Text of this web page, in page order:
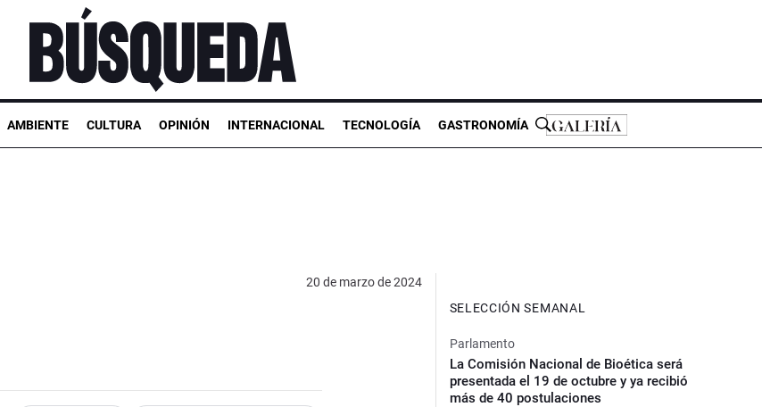
AMBIENTE CULTURA OPINIÓN INTERNACIONAL TECNOLOGÍA GASTRONOMÍA
20 de marzo de 2024
SELECCIÓN SEMANAL
Parlamento
La Comisión Nacional de Bioética será
presentada el 19 de octubre y ya recibió
más de 40 postulaciones